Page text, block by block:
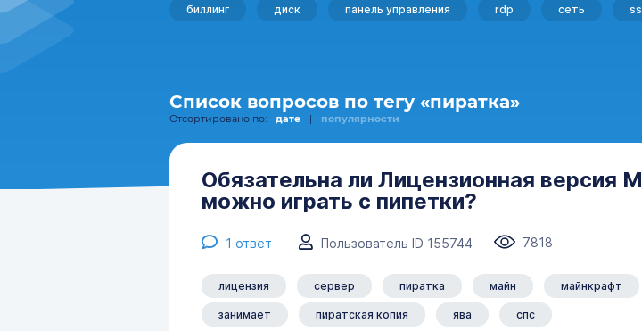
биллинг диск панель управления rdp сеть
Список вопросов по тегу «пиратка»
Отсортировано по: дате | популярности
Обязательна ли Лицензионная версия
можно играть с пипетки?
1 ответ Пользователь ID 155744 7818
лицензия сервер пиратка майн майнкрафт
занимает пиратская копия ява спс